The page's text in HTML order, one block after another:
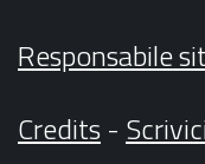
Responsabile
Credits-